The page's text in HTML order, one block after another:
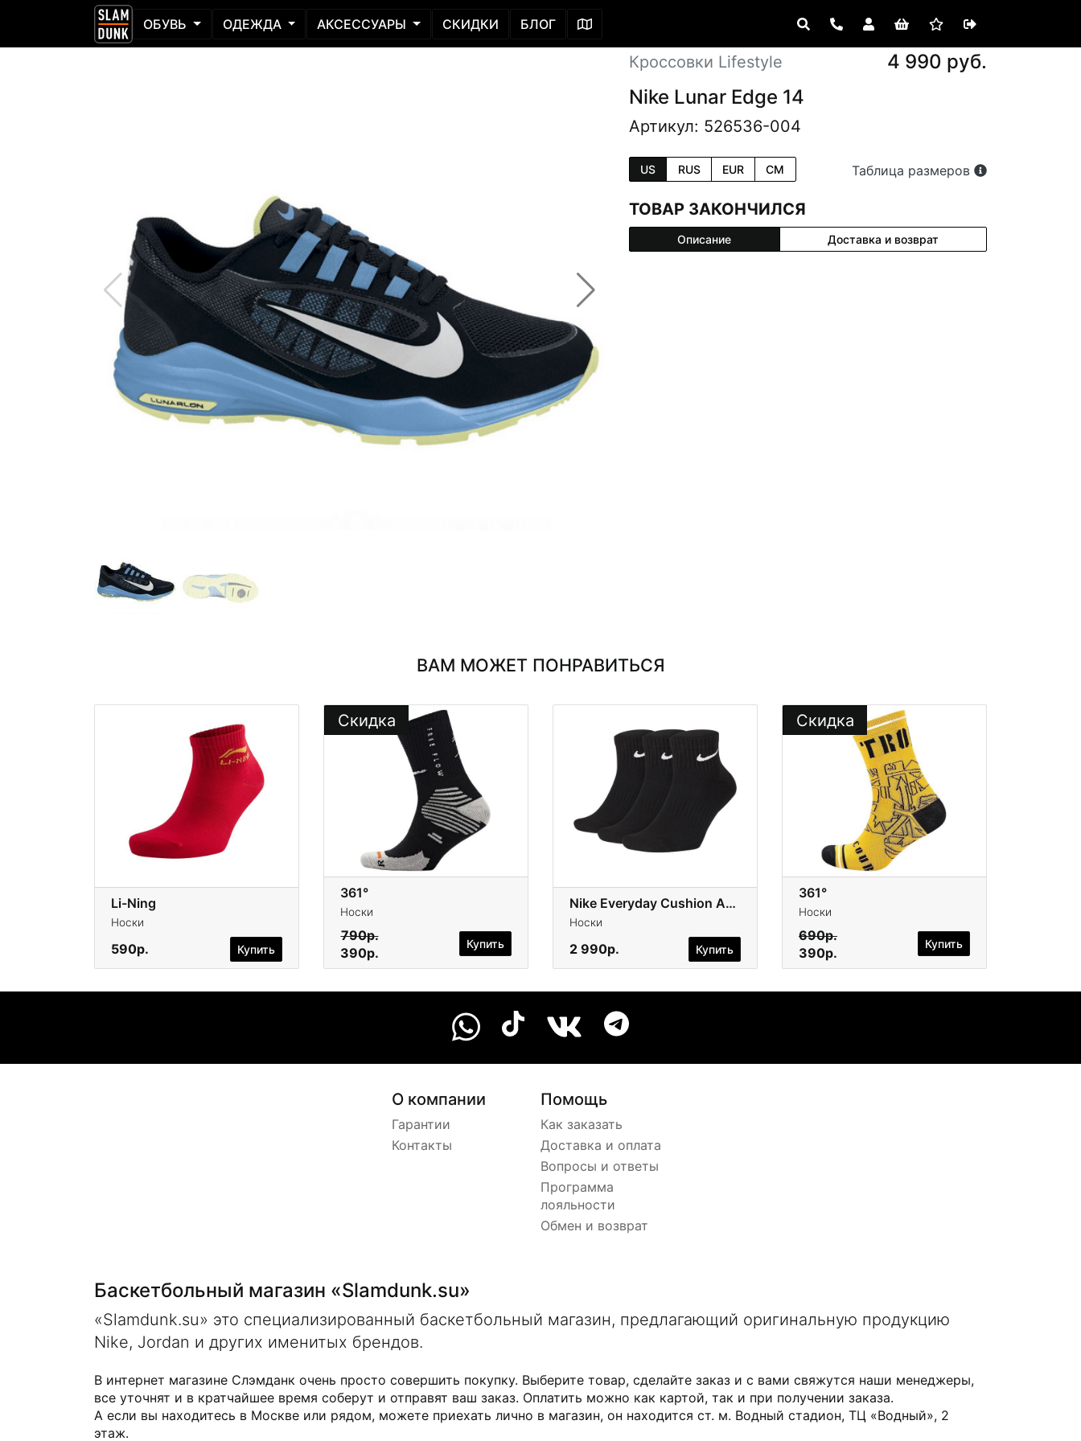
ОБУВЬ ОДЕЖДА АКСЕССУАРЫ СКИДКИ БЛОГ
Кроссовки Lifestyle
4 990 руб.
Nike Lunar Edge 14
Артикул: 526536-004
US RUS EUR CM Таблица размеров
ТОВАР ЗАКОНЧИЛСЯ
Описание Доставка и возврат
ВАМ МОЖЕТ ПОНРАВИТЬСЯ
Li-Ning
Носки
590р. Купить
Скидка
361°
Носки
790р.
390р.
Купить
Nike Everyday Cushion Ankle
Носки
2 990р. Купить
Скидка
361°
Носки
690р.
390р.
Купить
О компании
Гарантии
Контакты
Помощь
Как заказать
Доставка и оплата
Вопросы и ответы
Программа
лояльности
Обмен и возврат
Баскетбольный магазин «Slamdunk.su»
«Slamdunk.su» это специализированный баскетбольный магазин, предлагающий оригинальную продукцию
Nike, Jordan и других именитых брендов.
В интернет магазине Слэмданк очень просто совершить покупку. Выберите товар, сделайте заказ и с вами свяжутся наши менеджеры,
все уточнят и в кратчайшее время соберут и отправят ваш заказ. Оплатить можно как картой, так и при получении заказа.
А если вы находитесь в Москве или рядом, можете приехать лично в магазин, он находится ст. м. Водный стадион, ТЦ «Водный», 2
этаж.